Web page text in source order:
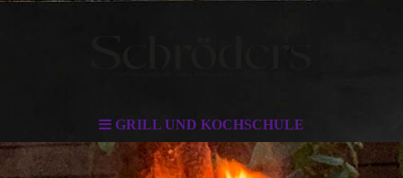
GRILL UND KOCHSCHULE